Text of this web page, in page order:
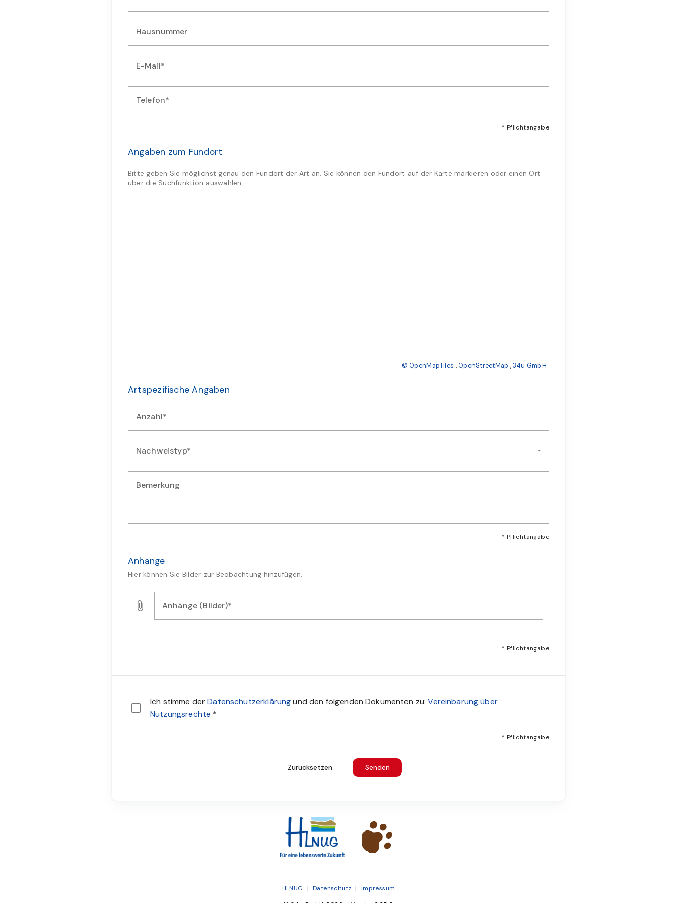
Geben Sie Ihre Straße ein
Hausnummer
Geben Sie Ihre Hausnummer ein
E-Mail*
Geben Sie Ihre E-Mail-Adresse ein
Telefon*
* Pflichtangabe
Angaben zum Fundort
Bitte geben Sie möglichst genau den Fundort der Art an. Sie können den Fundort auf der Karte markieren oder einen Ort
über die Suchfunktion auswählen.
© OpenMapTiles , OpenStreetMap ,34u GmbH
Artspezifische Angaben
Anzahl*
Geben Sie die Anzahl der beobachteten Exemplare ein
Nachweistyp*
Wählen Sie die Art des Nachweises für diese Beobachtung aus
Bemerkung
* Pflichtangabe
Anhänge
Hier können Sie Bilder zur Beobachtung hinzufügen.
Anhänge (Bilder)*
* Pflichtangabe
Ich stimme derDatenschutzerklärungund den folgenden Dokumenten zu:Vereinbarung über
Nutzungsrechte *
* Pflichtangabe
Zurücksetzen Senden
HLNUG | Datenschutz |
Impressum